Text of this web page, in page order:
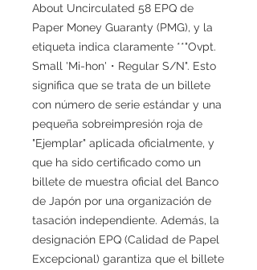
About Uncirculated 58 EPQ de
Paper Money Guaranty (PMG), y la
etiqueta indica claramente **"Ovpt.
Small 'Mi-hon'・Regular S/N". Esto
significa que se trata de un billete
con número de serie estándar y una
pequeña sobreimpresión roja de
"Ejemplar" aplicada oficialmente, y
que ha sido certificado como un
billete de muestra oficial del Banco
de Japón por una organización de
tasación independiente. Además, la
designación EPQ (Calidad de Papel
Excepcional) garantiza que el billete